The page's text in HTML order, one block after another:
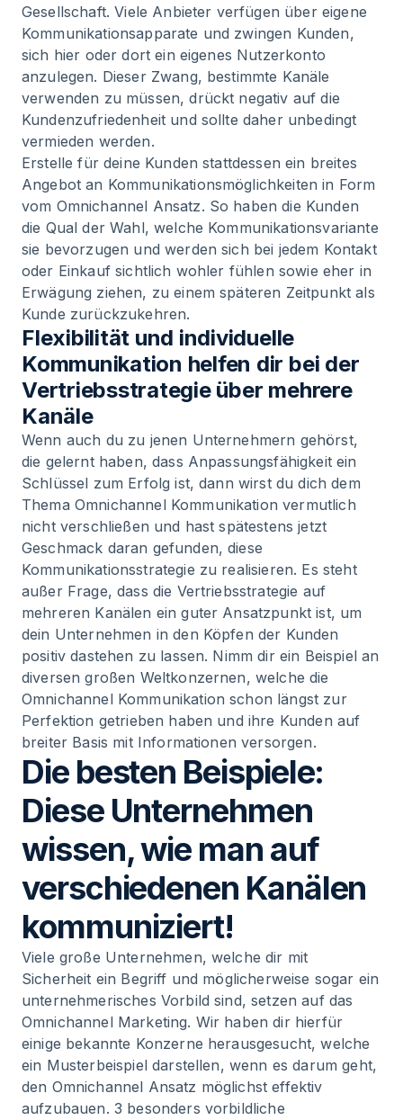
Gesellschaft. Viele Anbieter verfügen über eigene
Kommunikationsapparate und zwingen Kunden,
sich hier oder dort ein eigenes Nutzerkonto
anzulegen. Dieser Zwang, bestimmte Kanäle
verwenden zu müssen, drückt negativ auf die
Kundenzufriedenheit und sollte daher unbedingt
vermieden werden.
Erstelle für deine Kunden stattdessen ein breites
Angebot an Kommunikationsmöglichkeiten in Form
vom Omnichannel Ansatz. So haben die Kunden
die Qual der Wahl, welche Kommunikationsvariante
sie bevorzugen und werden sich bei jedem Kontakt
oder Einkauf sichtlich wohler fühlen sowie eher in
Erwägung ziehen, zu einem späteren Zeitpunkt als
Kunde zurückzukehren.
Flexibilität und individuelle
Kommunikation helfen dir bei der
Vertriebsstrategie über mehrere
Kanäle
Wenn auch du zu jenen Unternehmern gehörst,
die gelernt haben, dass Anpassungsfähigkeit ein
Schlüssel zum Erfolg ist, dann wirst du dich dem
Thema Omnichannel Kommunikation vermutlich
nicht verschließen und hast spätestens jetzt
Geschmack daran gefunden, diese
Kommunikationsstrategie zu realisieren. Es steht
außer Frage, dass die Vertriebsstrategie auf
mehreren Kanälen ein guter Ansatzpunkt ist, um
dein Unternehmen in den Köpfen der Kunden
positiv dastehen zu lassen. Nimm dir ein Beispiel an
diversen großen Weltkonzernen, welche die
Omnichannel Kommunikation schon längst zur
Perfektion getrieben haben und ihre Kunden auf
breiter Basis mit Informationen versorgen.
Die besten Beispiele:
Diese Unternehmen
wissen, wie man auf
verschiedenen Kanälen
kommuniziert!
Viele große Unternehmen, welche dir mit
Sicherheit ein Begriff und möglicherweise sogar ein
unternehmerisches Vorbild sind, setzen auf das
Omnichannel Marketing. Wir haben dir hierfür
einige bekannte Konzerne herausgesucht, welche
ein Musterbeispiel darstellen, wenn es darum geht,
den Omnichannel Ansatz möglichst effektiv
aufzubauen. 3 besonders vorbildliche